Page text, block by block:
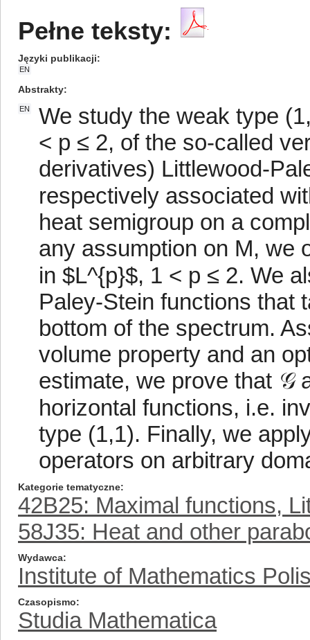
Pełne teksty:
Języki publikacji
EN
Abstrakty
EN
We study the weak type
< p ≤ 2, of the so-called
derivatives) Littlewood-
respectively associated
heat semigroup on a
any assumption on M,
in $L^{p}$, 1 < p ≤ 2. We
Paley-Stein functions that
bottom of the spectrum.
volume property and an
estimate, we prove that 𝒢
horizontal functions, i.e.
type (1,1). Finally, we
operators on arbitrary
Kategorie tematyczne
42B25: Maximal functions,
58J35: Heat and other
Wydawca
Institute of Mathematics
Czasopismo
Studia Mathematica